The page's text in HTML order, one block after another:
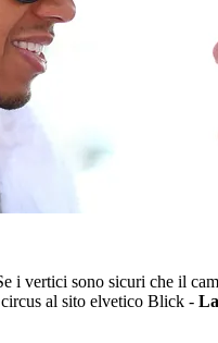
i vertici sono sicuri che il
al sito elvetico Blick -